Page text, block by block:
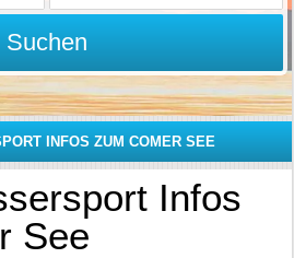
Suchen
INFOS ZUM COMER SEE
Infos
See